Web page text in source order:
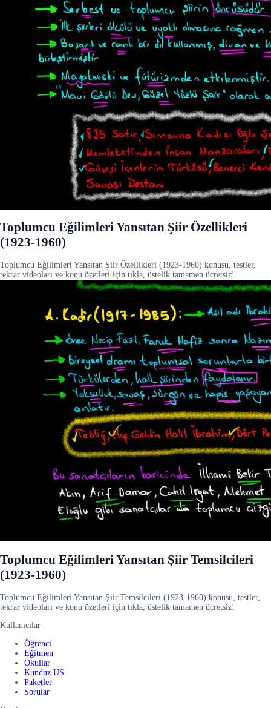
Toplumcu Eğilimleri Yansıtan Şiir Özellikleri
(1923-1960)
Toplumcu Eğilimleri Yansıtan Şiir Özellikleri (1923-1960) konusu, testler,
tekrar videoları ve konu özetleri için tıkla, üstelik tamamen ücretsiz!
Toplumcu Eğilimleri Yansıtan Şiir Temsilcileri
(1923-1960)
Toplumcu Eğilimleri Yansıtan Şiir Temsilcileri (1923-1960) konusu, testler,
tekrar videoları ve konu özetleri için tıkla, üstelik tamamen ücretsiz!
Kullanıcılar
Öğrenci
Eğitmen
Okullar
Kunduz US
Paketler
Sorular